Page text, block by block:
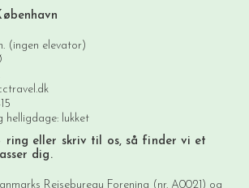
(ingen elevator)
helligdage: lukket
ring eller skriv til os, så finder vi et
dig.
Rejsebureau Forening (nr. A0021) og